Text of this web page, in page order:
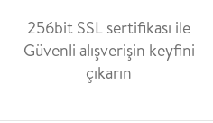
256bit SSL sertifikası ile
Güvenli alışverişin keyfini
çıkarın